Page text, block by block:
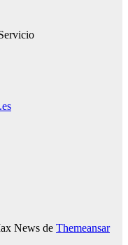
News de Themeansar